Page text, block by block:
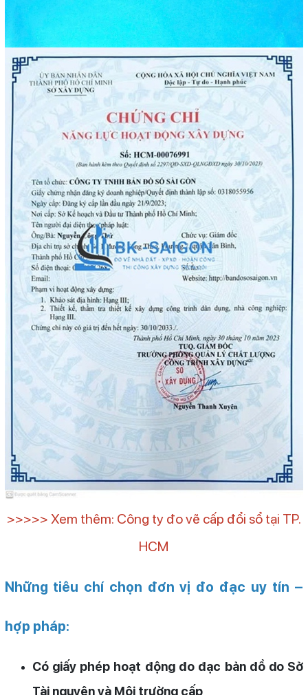
>>>>> Xem thêm: Công ty đo vẽ cấp đổi sổ tại TP.
HCM
Những tiêu chí chọn đơn vị đo đạc uy tín –
hợp pháp:
Có giấy phép hoạt động đo đạc bản đồ do Sở
Tài nguyên và Môi trường cấp